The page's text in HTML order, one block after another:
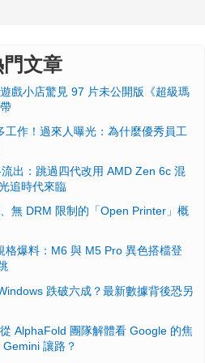
門文章
戲小店驚見 97 片未公開版《超級瑪
工作！過來人曝光：為什麼優秀員工
出：跳過四代改用 AMD Zen 6c 混
追時代來臨
無 DRM 限制的「Open Printer」概
爆料：M6 與 M5 Pro 異色搭檔登
跌破六成？最新數據背後恐另
AlphaFold 團隊解體看 Google 的焦
讓路？